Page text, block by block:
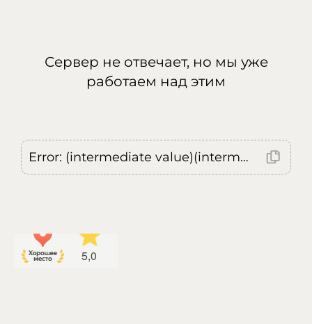
Сервер не отвечает, но мы уже
работаем над этим
Error: (intermediate value)(intermediate value)(intermediate value).replaceAll is not a function